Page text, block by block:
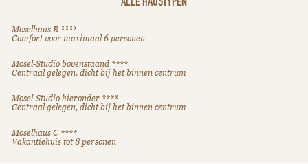
Moselhaus B ****
Comfort voor maximaal 6 personen
Mosel-Studio bovenstaand ****
Centraal gelegen, dicht bij het binnen centrum
Mosel-Studio hieronder ****
Centraal gelegen, dicht bij het binnen centrum
Moselhaus C ****
Vakantiehuis tot 8 personen